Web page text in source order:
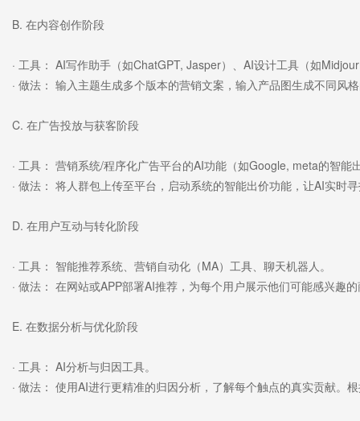
B. 在内容创作阶段
· 工具： AI写作助手（如ChatGPT, Jasper）、AI设计工具（如
· 做法： 输入主题生成多个版本的营销文案，输入产品图生成不同风
C. 在广告投放与获客阶段
· 工具： 营销系统/程序化广告平台的AI功能（如Google, meta的智能
· 做法： 将人群包上传至平台，启动系统的智能出价功能，让AI实
D. 在用户互动与转化阶段
· 工具： 智能推荐系统、营销自动化（MA）工具、聊天机器人。
· 做法： 在网站或APP部署AI推荐，为每个用户展示他们可能感兴趣
E. 在数据分析与优化阶段
· 工具： AI分析与归因工具。
· 做法： 使用AI进行更精准的归因分析，了解每个触点的真实贡献。